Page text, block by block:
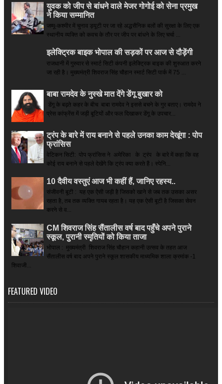
युवक को जीप से बांधने वाले मेजर गोगोई को सेना प्रमुख
ने किया सम्‍मानित
जम्मू-कश्मीर में चुनाव ड्यूटी पर जा रहे अद्धसैनिक बलों की सुरक्षा के लिए एक
स्थानीय व्यक्ति को कवच के तौर पर जीप पर बांधने के लिए चर्चा ...
इलेक्ट्रिक बाइक भोपाल की सड़कों पर आज से दौड़ेंगी
राजधानी में गुरुवार से स्मार्ट सिटी कंपनी इलेक्ट्रिक बाइक की शुरुआत करने
जा रही है। मुख्यमंत्री शिवराज सिंह चौहान स्मार्ट सिटी पार्क में 75 ...
बाबा रामदेव के नुस्खे मात देंगे डेंगू बुखार को
डेंगू के बढ़ते कहर के बीच बाबा रामदेव ने इससे बचने के गुर बताए। रामदेव ने
प्रेस कांफ्रेंस में जड़ी बूटियों और फल दिखाकर डेंगू के उपचार...
ट्रंप के बारे में राय बनाने से पहले उनका काम देखूंगा : पोप
फ्रांसिस
वेटिकन सिटी: पोप फ्रांसिस ने अमेरिका के ट्रंप के बारे में कहा कि वह
कोई राय बनाने से पहले देखेंगे कि ट्रंप क्या करते हैं। स्पेनि...
10 दैवीय वस्तुएं आज भी कहीं हैं, जानिए रहस्य..
संजीवनी बूटी : यह एक ऐसी जड़ी है जिसको खाने से जब तक उसका असर
रहता है, तब तक व्यक्ति गायब रहता है। यह एक ऐसी बूटी है जिसका सेवन
करने से व...
CM शिवराज सिंह सैंतालीस वर्ष बाद पहुँचे अपने पुराने
स्कूल, पुरानी स्मृतियों को किया ताजा
भोपाल : मुख्यमंत्री शिवराज सिंह चौहान कहानी उत्सव के तहत आज
सैंतालीस वर्ष बाद अपने पुराने स्कूल शासकीय माध्यमिक शाला क्रमांक -1
शिवाजी...
FEATURED VIDEO